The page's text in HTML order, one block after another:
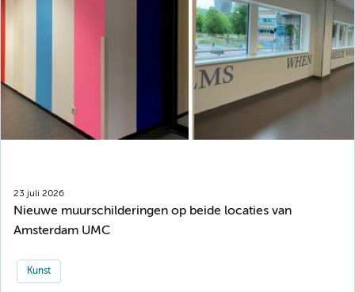
23 juli 2026
Nieuwe muurschilderingen op beide locaties van
Amsterdam UMC
Kunst